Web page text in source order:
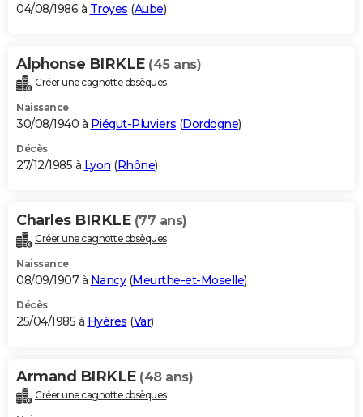
04/08/1986 à Troyes (Aube)
Alphonse BIRKLE (45 ans)
Créer une cagnotte obsèques
Naissance
30/08/1940 à Piégut-Pluviers (Dordogne)
Décès
27/12/1985 à Lyon (Rhône)
Charles BIRKLE (77 ans)
Créer une cagnotte obsèques
Naissance
08/09/1907 à Nancy(Meurthe-et-Moselle)
Décès
25/04/1985 à Hyères (Var)
Armand BIRKLE (48 ans)
Créer une cagnotte obsèques